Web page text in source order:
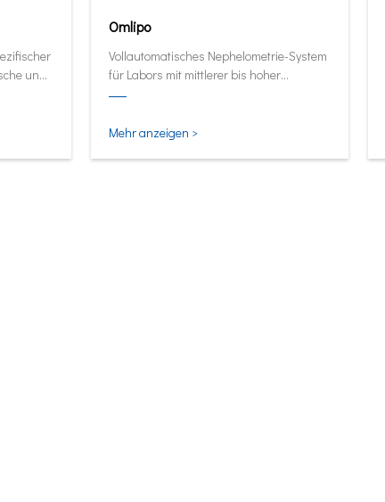
und
Omlipo
Vollautomatisches Nephelometrie-System
für Labors mit mittlerer bis hoher
Volumendurchsatz.
Mehr anzeigen >